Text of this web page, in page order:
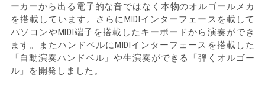
ーカーから出る電子的な音ではなく本物のオルゴールメカ
を搭載しています。さらにMIDIインターフェースを載して
パソコンやMIDI端子を搭載したキーボードから演奏ができ
ます。またハンドベルにMIDIインターフェースを搭載した
「自動演奏ハンドベル」や生演奏ができる「弾くオルゴー
ル」を開発しました。